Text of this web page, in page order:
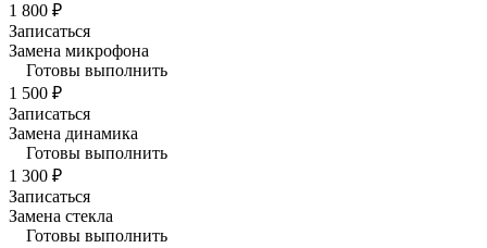
1 800 ₽
Записаться
Замена микрофона
Готовы выполнить
1 500 ₽
Записаться
Замена динамика
Готовы выполнить
1 300 ₽
Записаться
Замена стекла
Готовы выполнить